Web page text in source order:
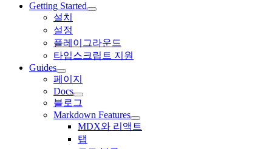
Getting Started
설치
설정
플레이그라운드
타입스크립트 지원
Guides
페이지
Docs
블로그
Markdown Features
MDX와 리액트
탭